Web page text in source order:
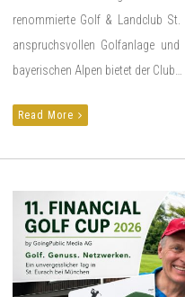
renommierte Golf & Landclub
anspruchsvollen Golfanlage
bayerischen Alpen bietet der Club…
Read More